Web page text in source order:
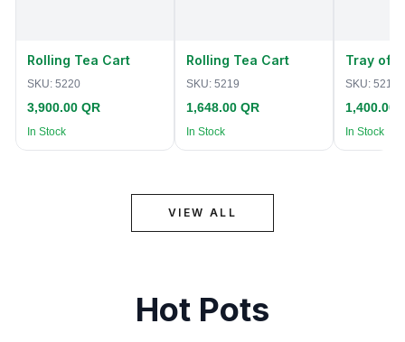
Rolling Tea Cart
SKU: 5220
3,900.00 QR
In Stock
Rolling Tea Cart
SKU: 5219
1,648.00 QR
In Stock
Tray of
SKU: 5218
1,400.00
In Stock
VIEW ALL
Hot Pots